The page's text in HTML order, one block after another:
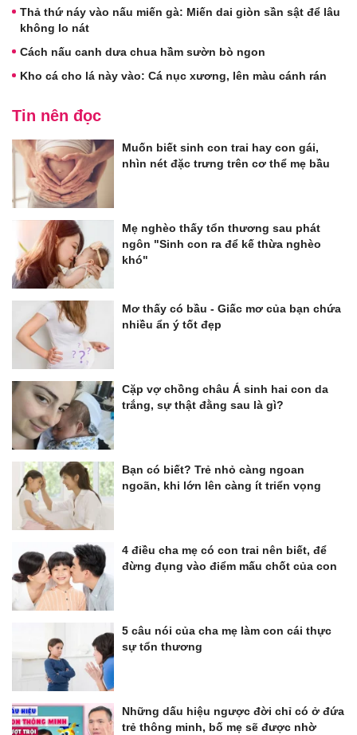
Thả thứ náy vào nấu miến gà: Miến dai giòn sần sật để lâu
không lo nát
Cách nấu canh dưa chua hầm sườn bò ngon
Kho cá cho lá này vào: Cá nục xương, lên màu cánh rán
Tin nên đọc
Muốn biết sinh con trai hay con gái,
nhìn nét đặc trưng trên cơ thể mẹ bầu
Mẹ nghèo thấy tổn thương sau phát
ngôn "Sinh con ra để kế thừa nghèo
khó"
Mơ thấy có bầu - Giấc mơ của bạn chứa
nhiều ẩn ý tốt đẹp
Cặp vợ chồng châu Á sinh hai con da
trắng, sự thật đằng sau là gì?
Bạn có biết? Trẻ nhỏ càng ngoan
ngoãn, khi lớn lên càng ít triển vọng
4 điều cha mẹ có con trai nên biết, để
đừng đụng vào điểm mấu chốt của con
5 câu nói của cha mẹ làm con cái thực
sự tổn thương
Những dấu hiệu ngược đời chỉ có ở đứa
trẻ thông minh, bố mẹ sẽ được nhờ